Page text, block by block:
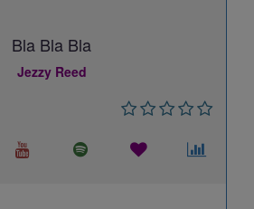
Bla Bla Bla
Jezzy Reed